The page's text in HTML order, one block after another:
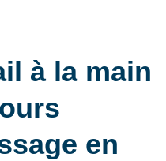
à la main
en